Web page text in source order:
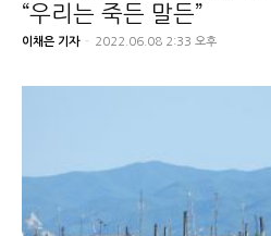
“우리는 죽든 말든”
이채은 기자 - 2022.06.08 2:33 오후